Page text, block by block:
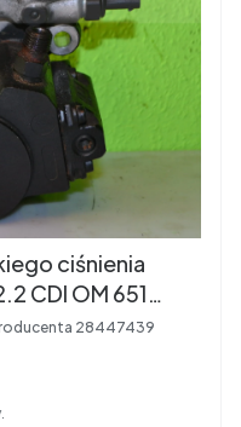
ciśnienia
CDI OM 651
28447439